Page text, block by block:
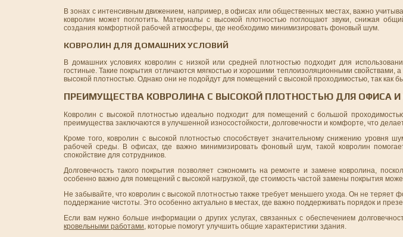
В зонах с интенсивным движением, например, в офисах или общественных местах, важно
ковролин может поглотить. Материалы с высокой плотностью поглощают звуки, снижая
создания комфортной рабочей атмосферы, где необходимо минимизировать фоновый шум.
КОВРОЛИН ДЛЯ ДОМАШНИХ УСЛОВИЙ
В домашних условиях ковролин с низкой или средней плотностью подходит для
гостиные. Такие покрытия отличаются мягкостью и хорошими теплоизоляционными свойствами,
высокой плотностью. Однако они не подойдут для помещений с высокой проходимостью, так как
ПРЕИМУЩЕСТВА КОВРОЛИНА С ВЫСОКОЙ ПЛОТНОСТЬЮ ДЛЯ ОФИСА
Ковролин с высокой плотностью идеально подходит для помещений с большой
преимущества заключаются в улучшенной износостойкости, долговечности и комфорте, что
Кроме того, ковролин с высокой плотностью способствует значительному снижению уровня
рабочей среды. В офисах, где важно минимизировать фоновый шум, такой ковролин
спокойствие для сотрудников.
Долговечность такого покрытия позволяет сэкономить на ремонте и замене ковролина,
особенно важно для помещений с высокой нагрузкой, где стоимость частой замены покрытия
Не забывайте, что ковролин с высокой плотностью также требует меньшего ухода. Он не теряет
поддержание чистоты. Это особенно актуально в местах, где важно поддерживать порядок и
Если вам нужно больше информации о других услугах, связанных с обеспечением
кровельными работами , которые помогут улучшить общие характеристики здания.